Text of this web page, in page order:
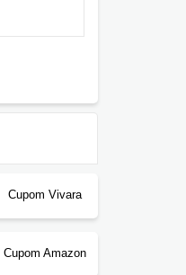
Cupom Vivara
Cupom Amazon